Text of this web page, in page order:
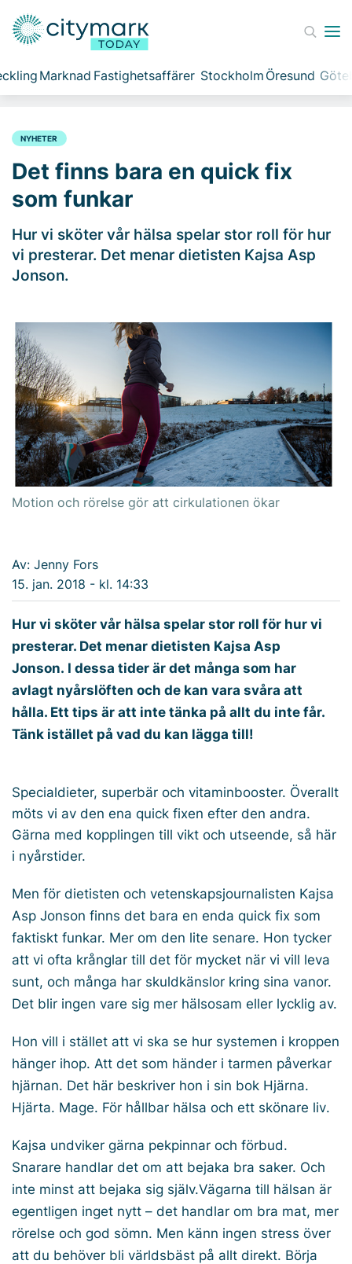
Marknad Fastighetsaffärer Stockholm Öresund
NYHETER
Det finns bara en quick fix
som funkar
Hur vi sköter vår hälsa spelar stor roll för hur
vi presterar. Det menar dietisten Kajsa Asp
Jonson.
Motion och rörelse gör att cirkulationen ökar
Av: Jenny Fors
15. jan. 2018 - kl. 14:33
Hur vi sköter vår hälsa spelar stor roll för hur vi
presterar. Det menar dietisten Kajsa Asp
Jonson. I dessa tider är det många som har
avlagt nyårslöften och de kan vara svåra att
hålla. Ett tips är att inte tänka på allt du inte får.
Tänk istället på vad du kan lägga till!
Specialdieter, superbär och vitaminbooster. Överallt
möts vi av den ena quick fixen efter den andra.
Gärna med kopplingen till vikt och utseende, så här
i nyårstider.
Men för dietisten och vetenskapsjournalisten Kajsa
Asp Jonson finns det bara en enda quick fix som
faktiskt funkar. Mer om den lite senare. Hon tycker
att vi ofta krånglar till det för mycket när vi vill leva
sunt, och många har skuldkänslor kring sina vanor.
Det blir ingen vare sig mer hälsosam eller lycklig av.
Hon vill i stället att vi ska se hur systemen i kroppen
hänger ihop. Att det som händer i tarmen påverkar
hjärnan. Det här beskriver hon i sin bok Hjärna.
Hjärta. Mage. För hållbar hälsa och ett skönare liv.
Kajsa undviker gärna pekpinnar och förbud.
Snarare handlar det om att bejaka bra saker. Och
inte minst att bejaka sig själv.Vägarna till hälsan är
egentligen inget nytt – det handlar om bra mat, mer
rörelse och god sömn. Men känn ingen stress över
att du behöver bli världsbäst på allt direkt. Börja